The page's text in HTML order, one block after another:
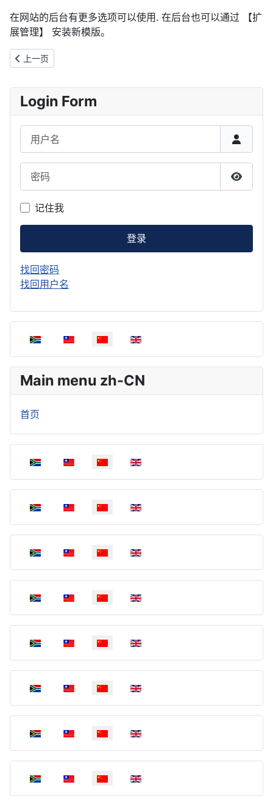
在网站的后台有更多选项可以使用. 在后台也可以通过 【扩
展管理】 安装新模版。
上一篇文章: 模块知识 (zh-CN)
上一页
Login Form
用户名
密码
显示密
记住我
登录
找回密码
找回用户名
选择你的语音
Main menu zh-CN
首页
选择你的语音
选择你的语音
选择你的语音
选择你的语音
选择你的语音
选择你的语音
选择你的语音
选择你的语音